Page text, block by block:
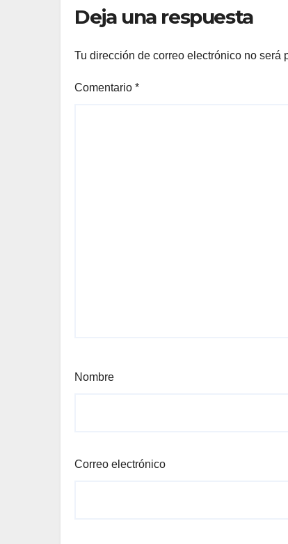
Deja una respuesta
Tu dirección de correo electrónico no será
Comentario *
Nombre
Correo electrónico